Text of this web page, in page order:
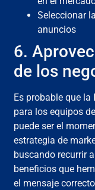
Seleccionar
anuncios
6.
de los
Es probable que
para los equipos
puede ser el
estrategia de
buscando recurrir
beneficios que
el mensaje